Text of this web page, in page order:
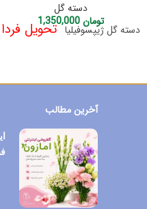
دسته گل
تومان1,350,000
دسته گل ژیپسوفیلیا تحویل فردا
آخرین مطالب